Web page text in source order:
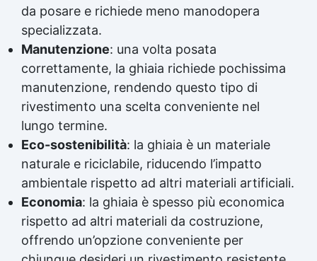
da posare e richiede meno manodopera
specializzata.
Manutenzione: una volta posata
correttamente, la ghiaia richiede pochissima
manutenzione, rendendo questo tipo di
rivestimento una scelta conveniente nel
lungo termine.
Eco-sostenibilità: la ghiaia è un materiale
naturale e riciclabile, riducendo l’impatto
ambientale rispetto ad altri materiali artificiali.
Economia: la ghiaia è spesso più economica
rispetto ad altri materiali da costruzione,
offrendo un’opzione conveniente per